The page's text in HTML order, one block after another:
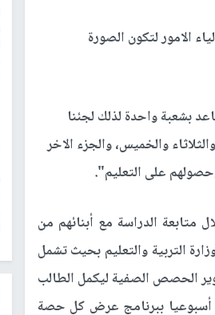
الامور لتكون الصورة
بشعبة واحدة لذلك لجئنا
والخميس، والجزء الاخر
على التعليم".
الدراسة مع أبنائهم من
التربية والتعليم بحيث تشمل
الحصص الصفية ليكمل الطالب
أسبوعيا ببرنامج عرض كل حصة